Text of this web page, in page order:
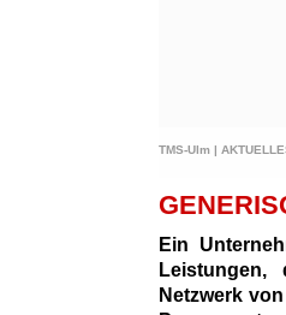
TMS-Ulm |
Ein
Netzwerk